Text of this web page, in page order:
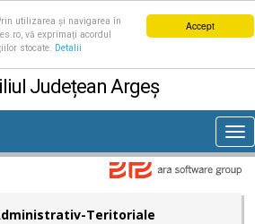
Accept
utilizarea și navigarea în
vă exprimați acordul
stocate.
Detalii
Județean Argeș
Teritoriale